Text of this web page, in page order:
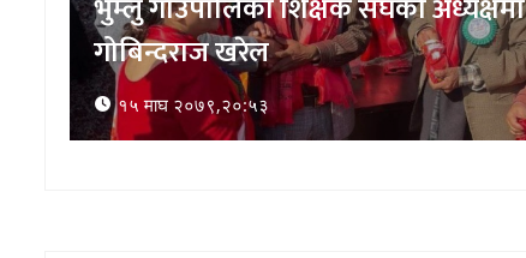
भुम्लु गाउँपालिका शिक्षक संघको अध्यक्षमा
गोबिन्दराज खरेल
१५ माघ २०७९,२०:५३